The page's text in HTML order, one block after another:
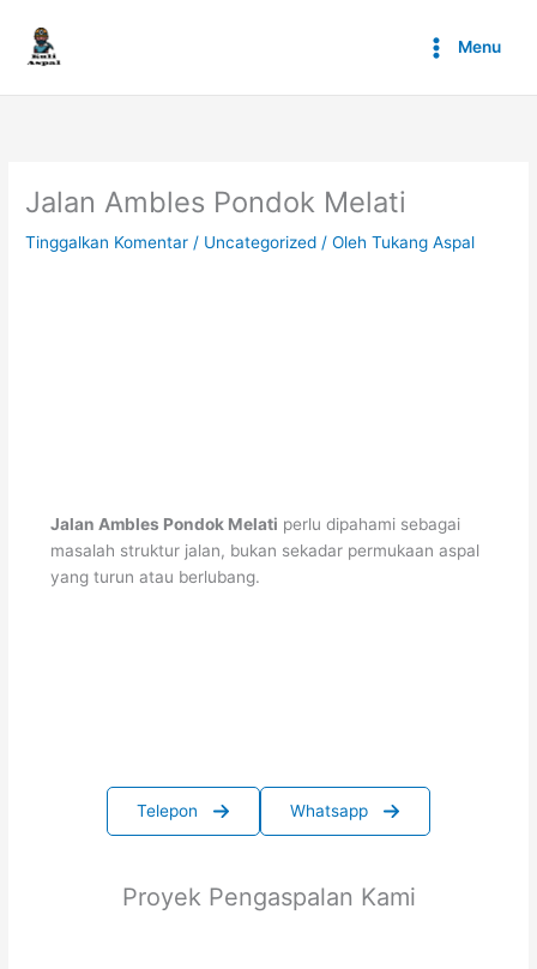
konten
Menu
Jalan Ambles Pondok Melati
Tinggalkan Komentar / Uncategorized / OlehTukang Aspal
Jalan Ambles Pondok Melati perlu dipahami sebagai
masalah struktur jalan, bukan sekadar permukaan aspal
yang turun atau berlubang.
Telepon Whatsapp
Proyek Pengaspalan Kami